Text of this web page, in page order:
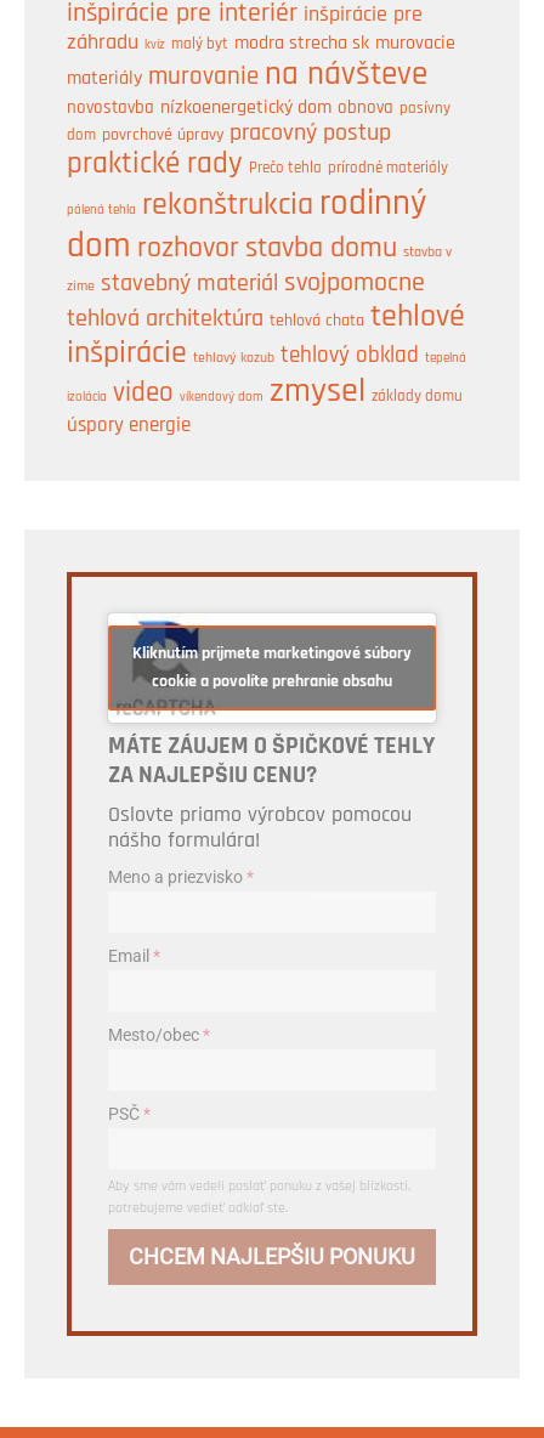
inšpirácie pre interiér inšpirácie pre
záhradu
kvíz malý byt modra strecha sk murovacie
materiály murovanie na návšteve
novostavba nízkoenergetický dom obnova pasívny
dom povrchové úpravy pracovný postup
praktické rady Prečo tehla prírodné materiály
pálená tehla rekonštrukcia rodinný
dom rozhovor stavba domu stavba v
zime stavebný materiál svojpomocne
tehlová architektúra tehlová chata tehlové
inšpirácie tehlový kozub tehlový obklad tepelná
izolácia video víkendový dom zmysel základy domu
úspory energie
Kliknutím prijmete marketingové súbory
cookie a povolíte prehranie obsahu
MÁTE ZÁUJEM O ŠPIČKOVÉ TEHLY
ZA NAJLEPŠIU CENU?
Oslovte priamo výrobcov pomocou
nášho formulára!
Meno a priezvisko*
Email *
Mesto/obec*
PSČ*
Aby sme vám vedeli poslať ponuku z vašej blízkosti,
potrebujeme vedieť odkiaľ ste.
CHCEM NAJLEPŠIU PONUKU